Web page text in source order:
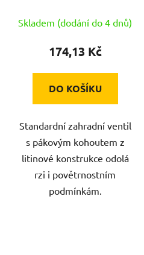
Skladem (dodání do 4 dnů)
174,13 Kč
DO KOŠÍKU
Standardní zahradní ventil
s pákovým kohoutem z
litinové konstrukce odolá
rzi i povětrnostním
podmínkám.